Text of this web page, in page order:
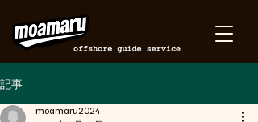
記事
moamaru2024